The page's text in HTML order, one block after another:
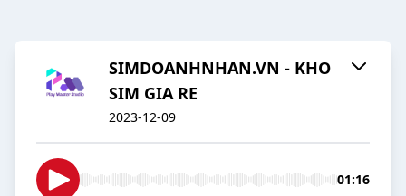
SIMDOANHNHAN.VN - KHO
SIM GIA RE
2023-12-09
01:16